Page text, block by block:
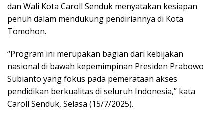
dan Wali Kota Caroll Senduk menyatakan kesiapan
penuh dalam mendukung pendiriannya di Kota
Tomohon.
“Program ini merupakan bagian dari kebijakan
nasional di bawah kepemimpinan Presiden Prabowo
Subianto yang fokus pada pemerataan akses
pendidikan berkualitas di seluruh Indonesia,” kata
Caroll Senduk, Selasa (15/7/2025).